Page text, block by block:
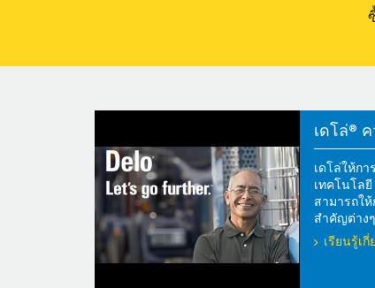
เดโล่®
เดโล่ให้กา
เทคโนโล
สามารถใ
สำคัญต่าง
เรียนรู้เกี่